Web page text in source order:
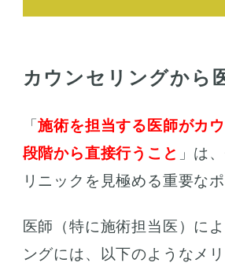
カウンセリングから
「施術を担当する医師がカ
段階から直接行うこと 」は
リニックを見極める重要な
医師（特に施術担当医）に
ングには、以下のようなメ